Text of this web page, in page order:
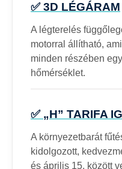
✅ 3D LÉGÁRAM
A légterelés
motorral állítható,
minden részében
hőmérséklet.
✅ „H” TARIFA
A környezetbarát
kidolgozott,
és április 15. között